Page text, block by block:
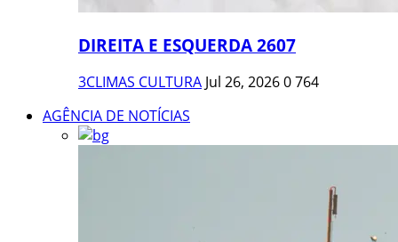
DIREITA E ESQUERDA 2607
3CLIMAS CULTURA Jul 26, 20260764
AGÊNCIA DE NOTÍCIAS